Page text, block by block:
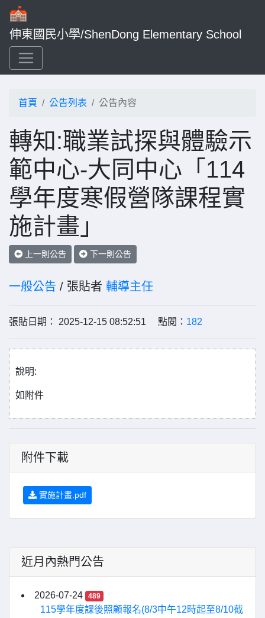
伸東國民小學/ShenDong Elementary School
首頁 公告列表 公告內容
轉知:職業試探與體驗示
範中心-大同中心「114
學年度寒假營隊課程實
施計畫」
上一則公告 下一則公告
一般公告 / 張貼者 輔導主任
張貼日期： 2025-12-15 08:52:51 點閱： 182
說明:
如附件
附件下載
實施計畫.pdf
近月內熱門公告
2026-07-24 489
115學年度課後照顧報名(8/3中午12時起至8/10截